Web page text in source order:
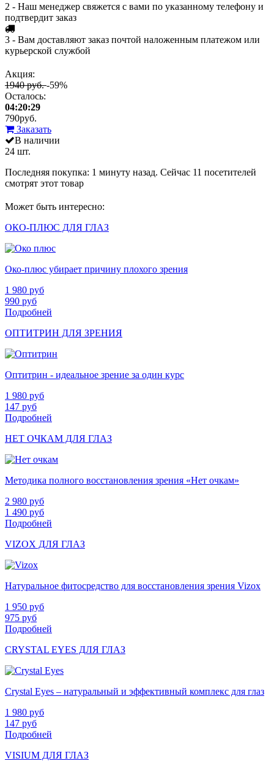
2 - Наш менеджер свяжется с вами по указанному телефону и
подтвердит заказ
3 - Вам доставляют заказ почтой наложенным платежом или
курьерской службой
Акция:
1940 руб.-59%
Осталось:
04:20:29
790руб.
Заказать
В наличии
24 шт.
Последняя покупка: 1 минуту назад. Сейчас 11 посетителей
смотрят этот товар
Может быть интересно:
ОКО-ПЛЮС ДЛЯ ГЛАЗ
Око-плюс убирает причину плохого зрения
1 980 руб
990 руб
Подробней
ОПТИТРИН ДЛЯ ЗРЕНИЯ
Оптитрин - идеальное зрение за один курс
1 980 руб
147 руб
Подробней
НЕТ ОЧКАМ ДЛЯ ГЛАЗ
Методика полного восстановления зрения «Нет очкам»
2 980 руб
1 490 руб
Подробней
VIZOX ДЛЯ ГЛАЗ
Натуральное фитосредство для восстановления зрения Vizox
1 950 руб
975 руб
Подробней
CRYSTAL EYES ДЛЯ ГЛАЗ
Crystal Eyes – натуральный и эффективный комплекс для глаз
1 980 руб
147 руб
Подробней
VISIUM ДЛЯ ГЛАЗ